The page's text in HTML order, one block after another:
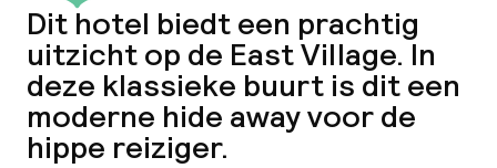
Dit hotel biedt een prachtig
uitzicht op de East Village. In
deze klassieke buurt is dit een
moderne hide away voor de
hippe reiziger.